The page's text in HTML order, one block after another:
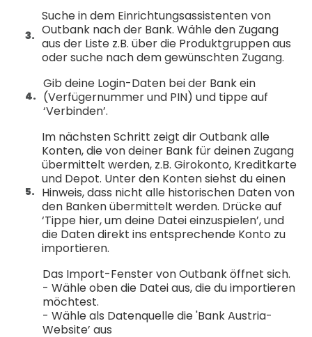
Suche in dem Einrichtungsassistenten von
Outbank nach der Bank. Wähle den Zugang
aus der Liste z.B. über die Produktgruppen aus
oder suche nach dem gewünschten Zugang.
Gib deine Login-Daten bei der Bank ein
(Verfügernummer und PIN) und tippe auf
‘Verbinden’.
Im nächsten Schritt zeigt dir Outbank alle
Konten, die von deiner Bank für deinen Zugang
übermittelt werden, z.B. Girokonto, Kreditkarte
und Depot. Unter den Konten siehst du einen
Hinweis, dass nicht alle historischen Daten von
den Banken übermittelt werden. Drücke auf
‘Tippe hier, um deine Datei einzuspielen’, und
die Daten direkt ins entsprechende Konto zu
importieren.
Das Import-Fenster von Outbank öffnet sich.
- Wähle oben die Datei aus, die du importieren
möchtest.
- Wähle als Datenquelle die 'Bank Austria-
Website’ aus